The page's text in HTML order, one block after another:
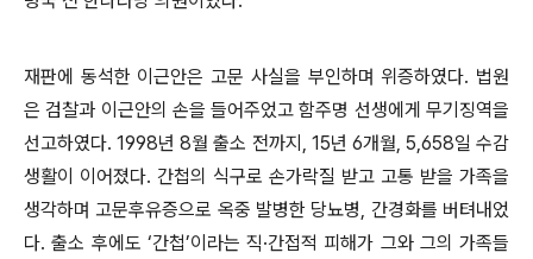
재판에 동석한 이근안은 고문 사실을 부인하며 위증하였다. 법원
은 검찰과 이근안의 손을 들어주었고 함주명 선생에게 무기징역을
선고하였다. 1998년8월 출소 전까지 , 15년 6개월, 5,658일 수감
생활이 이어졌다. 간첩의 식구로 손가락질 받고 고통 받을 가족을
생각하며 고문후유증으로 옥중 발병한 당뇨병, 간경화를 버텨내었
다.출소 후에도 ‘간첩’이라는 직·간접적 피해가 그와 그의 가족들